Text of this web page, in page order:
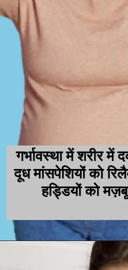
गर्भावस्था में शरीर
दूध मांसपेशियों को
हड्डियों को